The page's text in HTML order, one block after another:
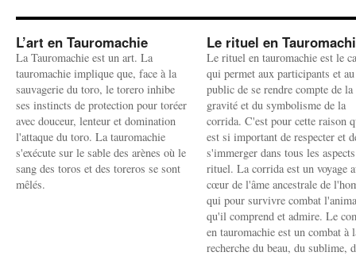
L’art en Tauromachie
La Tauromachie est un art. La
tauromachie implique que, face à la
sauvagerie du toro, le torero inhibe
ses instincts de protection pour toréer
avec douceur, lenteur et domination
l'attaque du toro. La tauromachie
s'exécute sur le sable des arènes où le
sang des toros et des toreros se sont
mêlés.
Le rituel en
Le rituel en tauromachie est le
qui permet aux participants et au
public de se rendre compte de la
gravité et du symbolisme de la
corrida. C'est pour cette raison
est si important de respecter et
s'immerger dans tous les
rituel. La corrida est un voyage
cœur de l'âme ancestrale de
qui pour survivre combat
qu'il comprend et admire. Le
en tauromachie est un combat à
recherche du beau, du sublime,